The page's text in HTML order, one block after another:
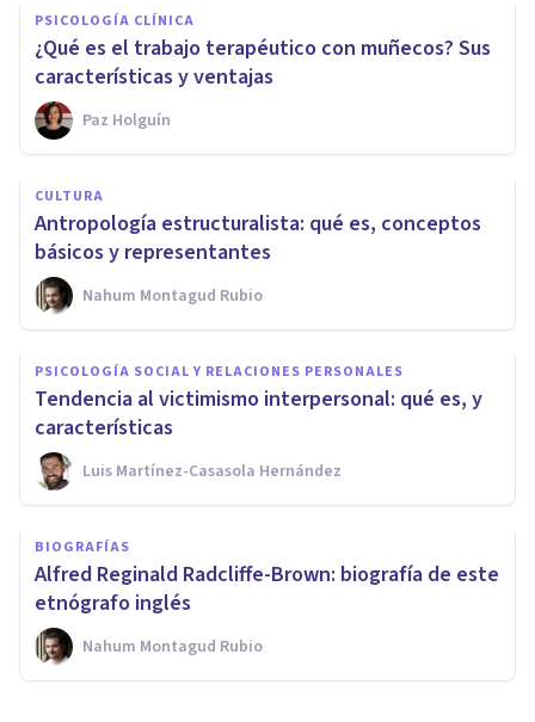
PSICOLOGÍA CLÍNICA
¿Qué es el trabajo terapéutico con muñecos? Sus
características y ventajas
Paz Holguín
CULTURA
Antropología estructuralista: qué es, conceptos
básicos y representantes
Nahum Montagud Rubio
PSICOLOGÍA SOCIAL Y RELACIONES PERSONALES
Tendencia al victimismo interpersonal: qué es, y
características
Luis Martínez-Casasola Hernández
BIOGRAFÍAS
Alfred Reginald Radcliffe-Brown: biografía de este
etnógrafo inglés
Nahum Montagud Rubio